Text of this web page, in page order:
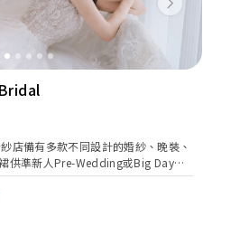
Next
店備有多款不同設計的婚紗、晚裝、
供準新人Pre-Wedding或Big Day租
身訂造獨一無二的婚紗及晚裝。